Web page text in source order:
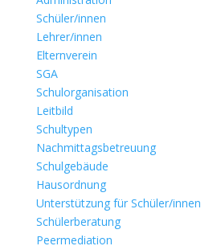
Schüler/innen
Lehrer/innen
Elternverein
SGA
Schulorganisation
Leitbild
Schultypen
Nachmittagsbetreuung
Schulgebäude
Hausordnung
Unterstützung für Schüler/innen
Schülerberatung
Peermediation